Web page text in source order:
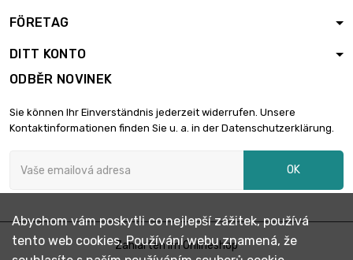
FÖRETAG
DITT KONTO
ODBĚR NOVINEK
Sie können Ihr Einverständnis jederzeit widerrufen. Unsere
Kontaktinformationen finden Sie u. a. in der Datenschutzerklärung.
OK
Zahlarten im Onlineshop
Abychom vám poskytli co nejlepší zážitek, používá
tento web cookies. Používání webu znamená, že